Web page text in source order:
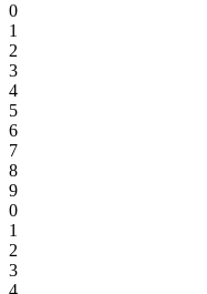
0
1
2
3
4
5
6
7
8
9
0
1
2
3
4